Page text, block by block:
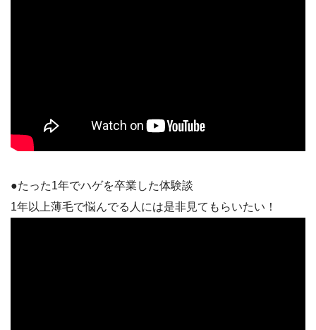
●たった1年でハゲを卒業した体験談
1年以上薄毛で悩んでる人には是非見てもらいたい！